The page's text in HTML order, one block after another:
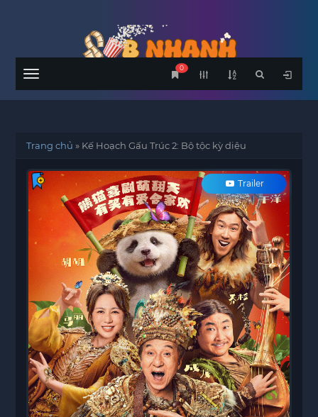
Menu
0
Trang chủ » Kế Hoạch Gấu Trúc 2: Bộ tộc kỳ diệu
Trailer